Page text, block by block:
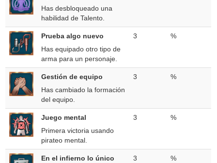
Has desbloqueado una
habilidad de Talento.
Prueba algo nuevo
Has equipado otro tipo de
arma para un personaje.
3 %
Gestión de equipo
Has cambiado la formación
del equipo.
3 %
Juego mental
Primera victoria usando
pirateo mental.
3 %
En el infierno lo único
3 %